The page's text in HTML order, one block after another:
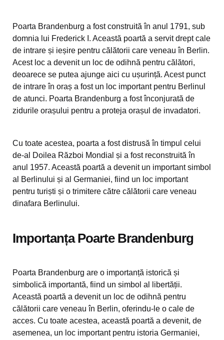
Poarta Brandenburg a fost construită în anul 1791, sub
domnia lui Frederick I. Această poartă a servit drept cale
de intrare și ieșire pentru călătorii care veneau în Berlin.
Acest loc a devenit un loc de odihnă pentru călători,
deoarece se putea ajunge aici cu ușurință. Acest punct
de intrare în oraș a fost un loc important pentru Berlinul
de atunci. Poarta Brandenburg a fost înconjurată de
zidurile orașului pentru a proteja orașul de invadatori.
Cu toate acestea, poarta a fost distrusă în timpul celui
de-al Doilea Război Mondial și a fost reconstruită în
anul 1957. Această poartă a devenit un important simbol
al Berlinului și al Germaniei, fiind un loc important
pentru turiști și o trimitere către călătorii care veneau
dinafara Berlinului.
Importanța Poarte Brandenburg
Poarta Brandenburg are o importanță istorică și
simbolică importantă, fiind un simbol al libertății.
Această poartă a devenit un loc de odihnă pentru
călătorii care veneau în Berlin, oferindu-le o cale de
acces. Cu toate acestea, această poartă a devenit, de
asemenea, un loc important pentru istoria Germaniei,